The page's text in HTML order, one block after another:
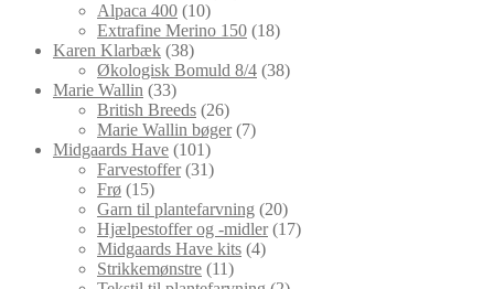
Alpaca 400 1010
varer
Extrafine Merino 150 1818
Karen Klarbæk 3838
varer
Økologisk Bomuld 8/4 3838
Marie Wallin 3333
varer
British Breeds 2626
varer
Marie Wallin bøger 77
Midgaards Have 101101
varer
Farvestoffer 3131
Frø 1515
varer
Garn til plantefarvning 2020
varer
Hjælpestoffer og -midler 1717
Midgaards Have kits 44
Strikkemønstre 1111